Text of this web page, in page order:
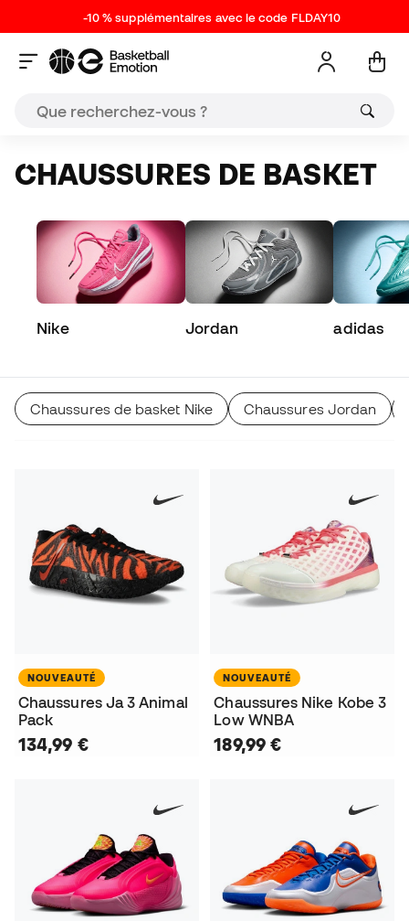
-10 % supplémentaires avec le code FLDAY10
CHAUSSURES DE BASKET
Nike Jordan adidas
Chaussures de basket Nike Chaussures Jordan
NOUVEAUTÉ
Chaussures Ja 3 Animal
Pack
134,99 €
NOUVEAUTÉ
Chaussures Nike Kobe 3
Low WNBA
189,99 €